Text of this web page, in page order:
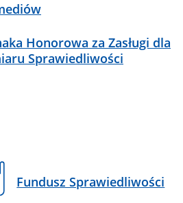
Honorowa za Zasługi dla
Sprawiedliwości
Fundusz Sprawiedliwości